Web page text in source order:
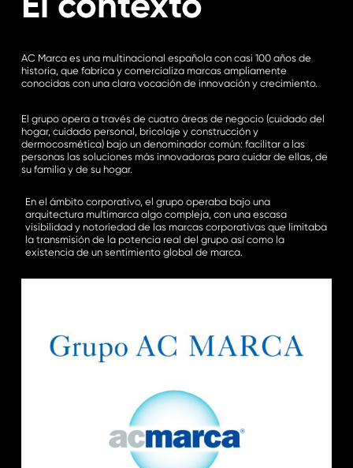
AC Marca es una multinacional española con casi 100 años de
historia, que fabrica y comercializa marcas ampliamente
conocidas con una clara vocación de innovación y crecimiento.
El grupo opera a través de cuatro áreas de negocio (cuidado del
hogar, cuidado personal, bricolaje y construcción y
dermocosmética) bajo un denominador común: facilitar a las
personas las soluciones más innovadoras para cuidar de ellas, de
su familia y de su hogar.
En el ámbito corporativo, el grupo operaba bajo una
arquitectura multimarca algo compleja, con una escasa
visibilidad y notoriedad de las marcas corporativas que limitaba
la transmisión de la potencia real del grupo así como la
existencia de un sentimiento global de marca.